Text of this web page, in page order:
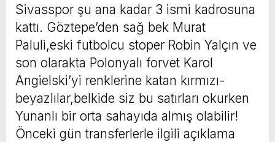
Sivasspor şu ana kadar 3 ismi kadrosuna
kattı. Göztepe’den sağ bek Murat
Paluli,eski futbolcu stoper Robin Yalçın ve
son olarakta Polonyalı forvet Karol
Angielski’yi renklerine katan kırmızı-
beyazlılar,belkide siz bu satırları okurken
Yunanlı bir orta sahayıda almış olabilir!
Önceki gün transferlerle ilgili açıklama